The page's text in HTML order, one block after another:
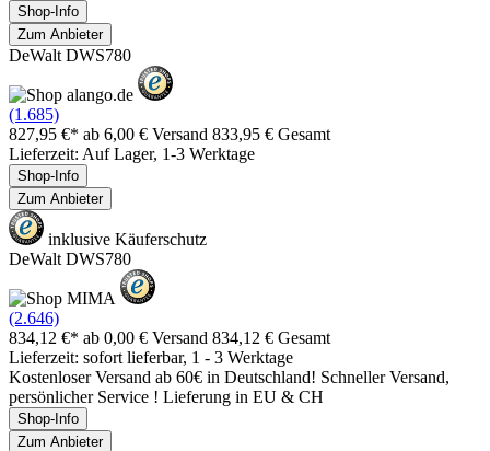
Shop-Info
Zum Anbieter
DeWalt DWS780
(1.685)
827,95 €* ab 6,00 € Versand 833,95 € Gesamt
Lieferzeit: Auf Lager, 1-3 Werktage
Shop-Info
Zum Anbieter
inklusive Käuferschutz
DeWalt DWS780
(2.646)
834,12 €* ab 0,00 € Versand 834,12 € Gesamt
Lieferzeit: sofort lieferbar, 1 - 3 Werktage
Kostenloser Versand ab 60€ in Deutschland! Schneller Versand,
persönlicher Service ! Lieferung in EU & CH
Shop-Info
Zum Anbieter